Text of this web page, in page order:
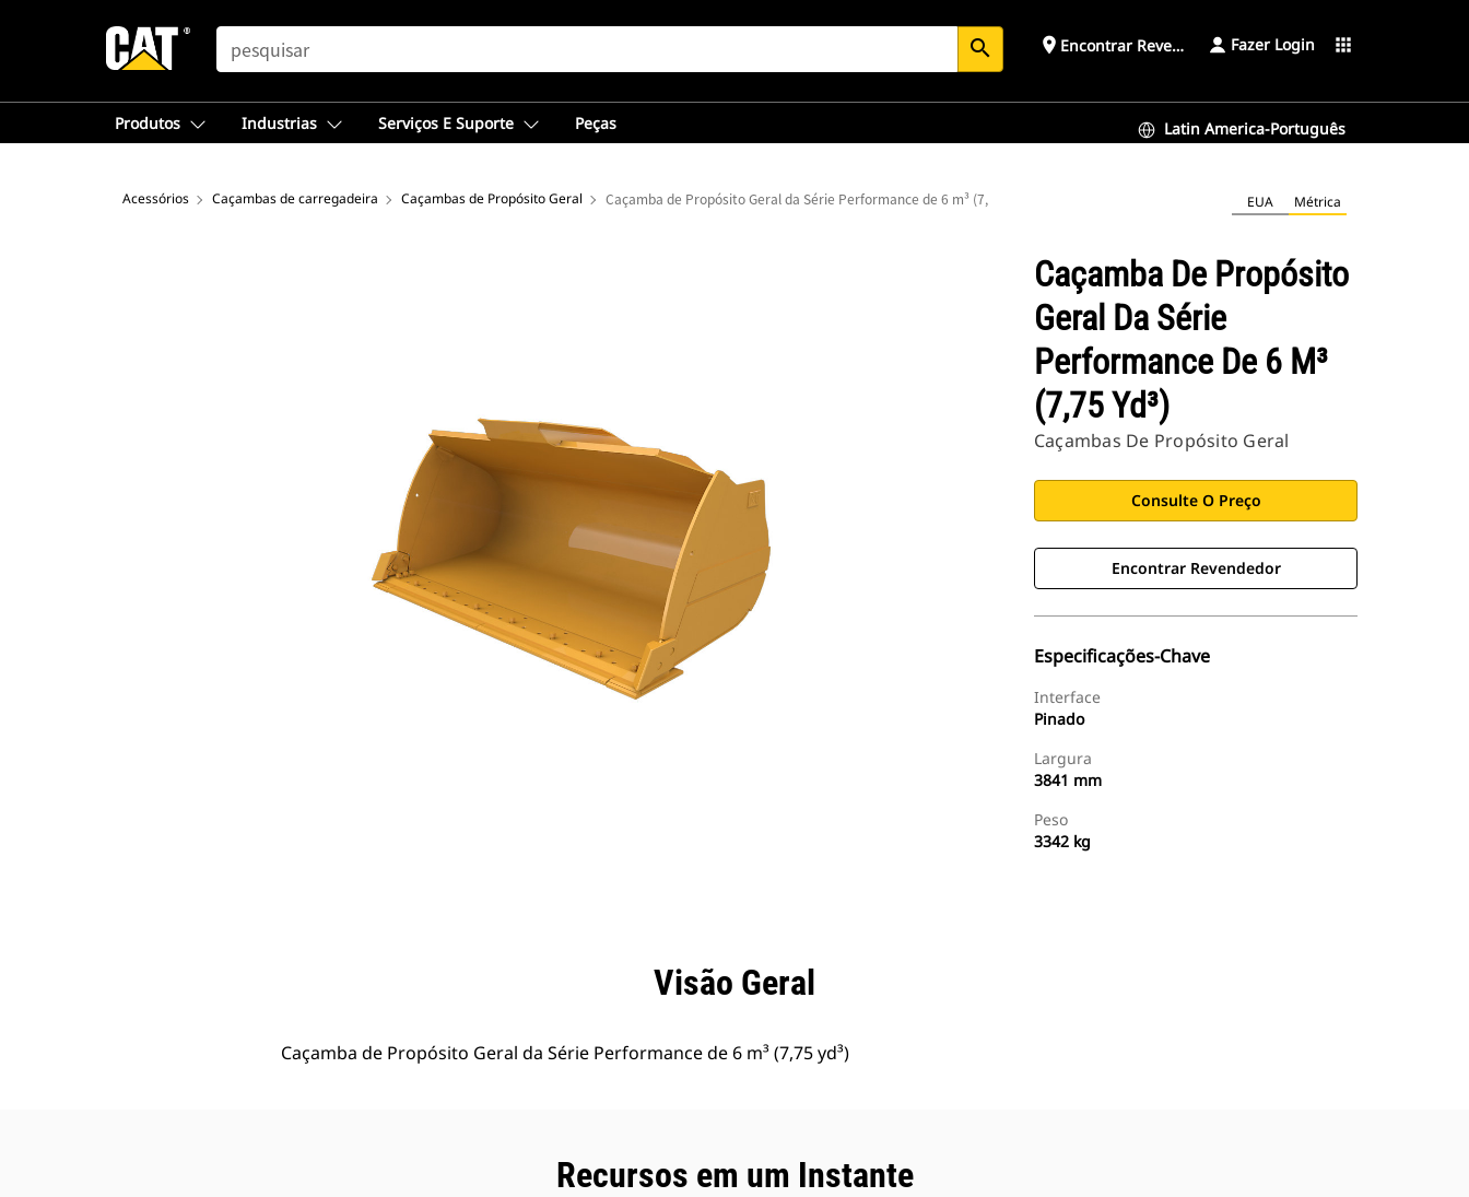
SEARCH search place Encontrar Revendedor Fazer Login apps
Produtos Industrias Serviços E Suporte Peças Latin America-Português
Acessórios Caçambas de carregadeira Caçambas de Propósito Geral Caçamba de Propósito Geral da Série Performance de 6 m³ (7,75 yd³) EUA Métrica
Caçamba De Propósito
Geral Da Série
Performance De 6 M³
(7,75 Yd³)
Caçambas De Propósito Geral
Consulte O Preço
Encontrar Revendedor
Especificações-Chave
Interface
Pinado
Largura
3841 mm
Peso
3342 kg
Visão Geral
Caçamba de Propósito Geral da Série Performance de 6 m³ (7,75 yd³)
Recursos em um Instante